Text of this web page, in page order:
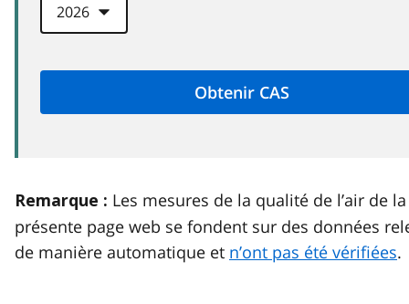
Remarque : Les mesures de la qualité de l’air de la
présente page web se fondent sur des données
de manière automatique et n’ont pas été vérifiées.